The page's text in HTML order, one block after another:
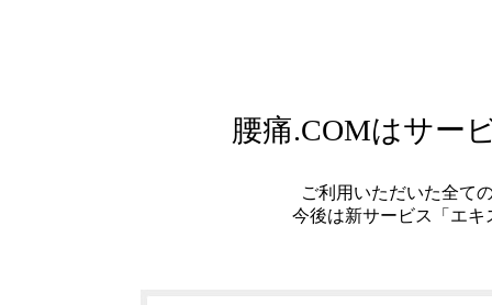
腰痛.COMはサー
ご利用いただいた全て
今後は新サービス「エ